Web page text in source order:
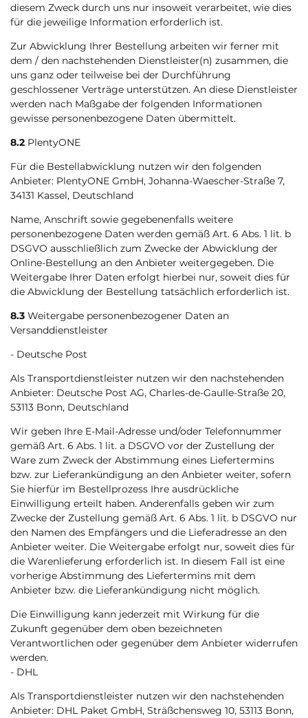
diesem Zweck durch uns nur insoweit verarbeitet, wie dies
für die jeweilige Information erforderlich ist.
Zur Abwicklung Ihrer Bestellung arbeiten wir ferner mit
dem / den nachstehenden Dienstleister(n) zusammen, die
uns ganz oder teilweise bei der Durchführung
geschlossener Verträge unterstützen. An diese Dienstleister
werden nach Maßgabe der folgenden Informationen
gewisse personenbezogene Daten übermittelt.
8.2 PlentyONE
Für die Bestellabwicklung nutzen wir den folgenden
Anbieter: PlentyONE GmbH, Johanna-Waescher-Straße 7,
34131 Kassel, Deutschland
Name, Anschrift sowie gegebenenfalls weitere
personenbezogene Daten werden gemäß Art. 6 Abs. 1 lit. b
DSGVO ausschließlich zum Zwecke der Abwicklung der
Online-Bestellung an den Anbieter weitergegeben. Die
Weitergabe Ihrer Daten erfolgt hierbei nur, soweit dies für
die Abwicklung der Bestellung tatsächlich erforderlich ist.
8.3 Weitergabe personenbezogener Daten an
Versanddienstleister
- Deutsche Post
Als Transportdienstleister nutzen wir den nachstehenden
Anbieter: Deutsche Post AG, Charles-de-Gaulle-Straße 20,
53113 Bonn, Deutschland
Wir geben Ihre E-Mail-Adresse und/oder Telefonnummer
gemäß Art. 6 Abs. 1 lit. a DSGVO vor der Zustellung der
Ware zum Zweck der Abstimmung eines Liefertermins
bzw. zur Lieferankündigung an den Anbieter weiter, sofern
Sie hierfür im Bestellprozess Ihre ausdrückliche
Einwilligung erteilt haben. Anderenfalls geben wir zum
Zwecke der Zustellung gemäß Art. 6 Abs. 1 lit. b DSGVO nur
den Namen des Empfängers und die Lieferadresse an den
Anbieter weiter. Die Weitergabe erfolgt nur, soweit dies für
die Warenlieferung erforderlich ist. In diesem Fall ist eine
vorherige Abstimmung des Liefertermins mit dem
Anbieter bzw. die Lieferankündigung nicht möglich.
Die Einwilligung kann jederzeit mit Wirkung für die
Zukunft gegenüber dem oben bezeichneten
Verantwortlichen oder gegenüber dem Anbieter widerrufen
werden.
- DHL
Als Transportdienstleister nutzen wir den nachstehenden
Anbieter: DHL Paket GmbH, Sträßchensweg 10, 53113 Bonn,